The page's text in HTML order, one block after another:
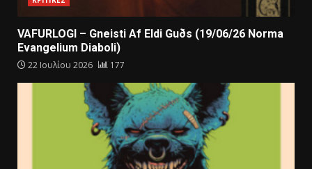
VAFURLOGI – Gneisti Af Eldi Guðs (19/06/26 Norma
Evangelium Diaboli)
22 Ιουλίου 2026 177